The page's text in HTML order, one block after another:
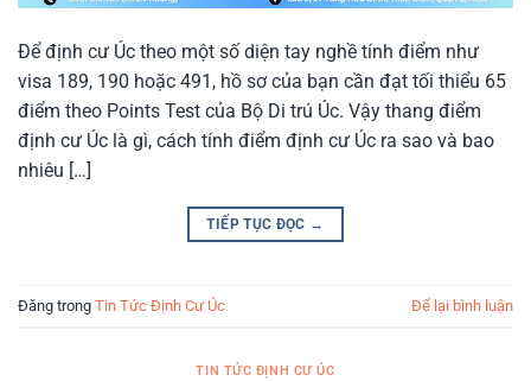
Để định cư Úc theo một số diện tay nghề tính điểm như
visa 189, 190 hoặc 491, hồ sơ của bạn cần đạt tối thiểu 65
điểm theo Points Test của Bộ Di trú Úc. Vậy thang điểm
định cư Úc là gì, cách tính điểm định cư Úc ra sao và bao
nhiêu […]
TIẾP TỤC ĐỌC →
Đăng trong Tin Tức Định Cư Úc Để lại bình luận
TIN TỨC ĐỊNH CƯ ÚC